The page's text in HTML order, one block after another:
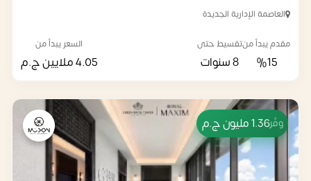
العاصمة الإدارية الجديدة
مقدم يبدأ من
%15
تقسيط حتى
8 سنوات
السعر يبدأ من
4.05 ملايين ج.م
وفّر1.36 مليون ج.م